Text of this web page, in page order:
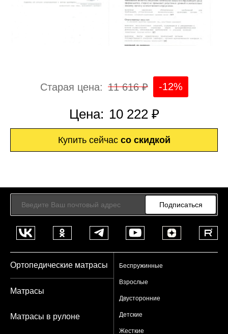
Старая цена: 11 616 ₽ -12%
Цена: 10 222 ₽
Купить сейчас со скидкой
Подписаться
Ортопедические матрасы Беспружинные
Взрослые
Двусторонние
Детские
Жесткие
Матрасы
Матрасы в рулоне